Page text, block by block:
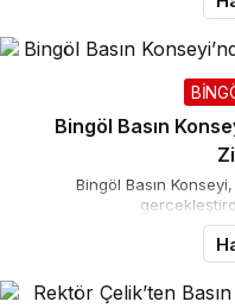
Bingöl Basın
Bingöl Basın